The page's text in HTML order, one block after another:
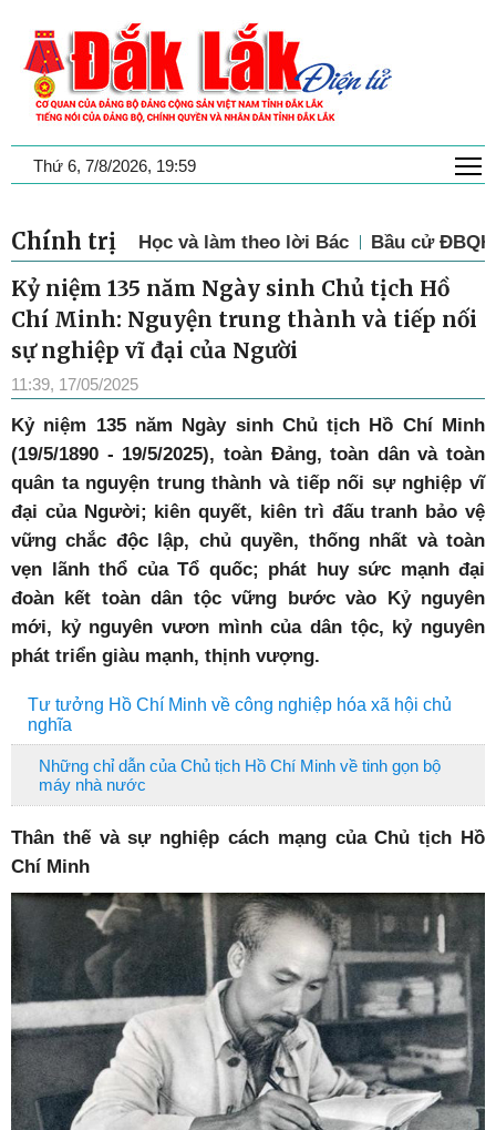
Thứ 6, 7/8/2026, 19:59
Chính trị Học và làm theo lời Bác Bầu cử
Kỷ niệm 135 năm Ngày sinh Chủ tịch Hồ
Chí Minh: Nguyện trung thành và tiếp nối
sự nghiệp vĩ đại của Người
11:39, 17/05/2025
Kỷ niệm 135 năm Ngày sinh Chủ tịch Hồ Chí Minh
(19/5/1890 - 19/5/2025), toàn Đảng, toàn dân và toàn
quân ta nguyện trung thành và tiếp nối sự nghiệp vĩ
đại của Người; kiên quyết, kiên trì đấu tranh bảo vệ
vững chắc độc lập, chủ quyền, thống nhất và toàn
vẹn lãnh thổ của Tổ quốc; phát huy sức mạnh đại
đoàn kết toàn dân tộc vững bước vào Kỷ nguyên
mới, kỷ nguyên vươn mình của dân tộc, kỷ nguyên
phát triển giàu mạnh, thịnh vượng.
Tư tưởng Hồ Chí Minh về công nghiệp hóa xã hội chủ
nghĩa
Những chỉ dẫn của Chủ tịch Hồ Chí Minh về tinh gọn bộ
máy nhà nước
Thân thế và sự nghiệp cách mạng của Chủ tịch Hồ
Chí Minh